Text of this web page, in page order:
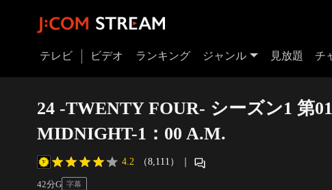
テレビ ビデオ ランキング ジャンル 見放題 チ
24 -TWENTY FOUR- シーズン1 第
MIDNIGHT-1：00 A.M.
4.2 （8,111） ｜
42分G 字幕